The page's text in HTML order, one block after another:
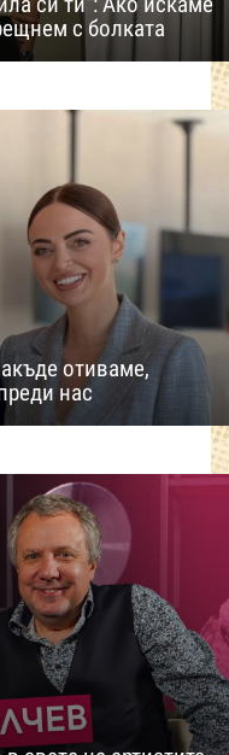
с болката
отиваме,
нас